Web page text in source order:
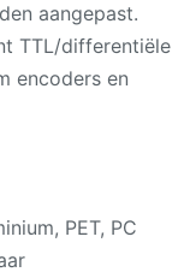
aangepast.
TTL/differentiële
encoders en
PET, PC